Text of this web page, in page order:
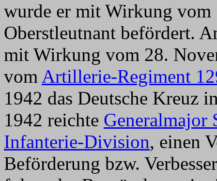
wurde er mit Wirkung
Oberstleutnant befördert.
mit Wirkung vom 28.
vom Artillerie-Regiment
1942 das Deutsche Kreuz
1942 reichte Generalmajor
Infanterie-Division, einen
Beförderung bzw.